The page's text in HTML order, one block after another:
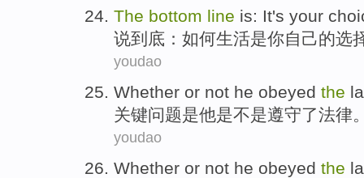
The bottom line is: It's your
说到底 ： 如何生活是你自己的选
youdao
Whether or not he obeyed the
关键问题是他是不是遵守了法律
youdao
Whether or not he obeyed the